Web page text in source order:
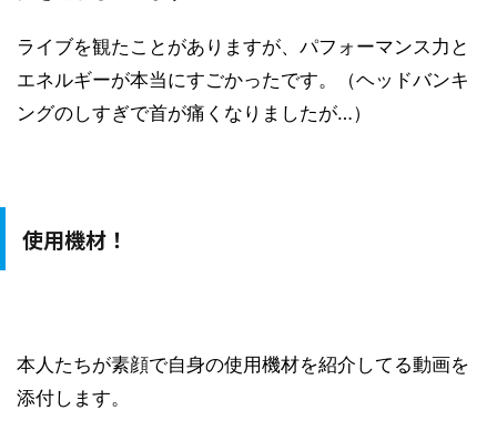
ライブを観たことがありますが、パフォーマンス力と
エネルギーが本当にすごかったです。（ヘッドバンキ
ングのしすぎで首が痛くなりましたが…）
使用機材！
本人たちが素顔で自身の使用機材を紹介してる動画を
添付します。